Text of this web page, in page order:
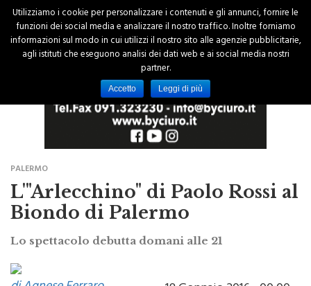
PALERMO
L'"Arlecchino" di Paolo Rossi al
Biondo di Palermo
Lo spettacolo debutta domani alle 21
di Agnese Ferraro
Utilizziamo i cookie per personalizzare i contenuti e gli annunci, fornire le
funzioni dei social media e analizzare il nostro traffico. Inoltre forniamo
informazioni sul modo in cui utilizzi il nostro sito alle agenzie pubblicitarie,
agli istituti che eseguono analisi dei dati web e ai social media nostri
partner.
Accetto Leggi di più